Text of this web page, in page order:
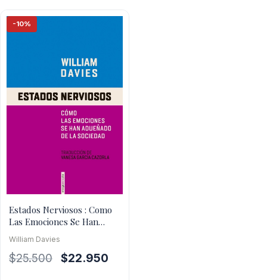
-10%
Estados Nerviosos : Como
Las Emociones Se Han
William Davies
$25.500
El
$22.950